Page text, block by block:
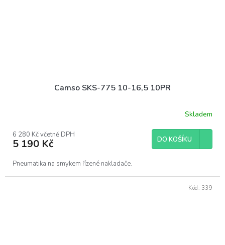
Camso SKS-775 10-16,5 10PR
Skladem
6 280 Kč včetně DPH
5 190 Kč DO KOŠÍKU
Pneumatika na smykem řízené nakladače.
Kód: 339